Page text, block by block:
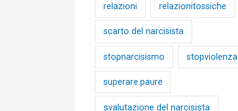
relazioni relazionitossiche
scarto del narcisista
stopnarcisismo stopviolenza
superare paure
svalutazione del narcisista